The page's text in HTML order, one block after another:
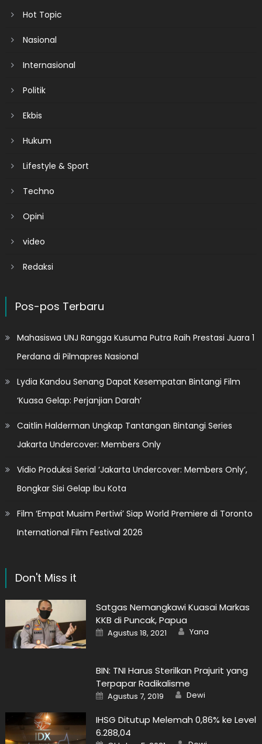
Hot Topic
Nasional
Internasional
Politik
Ekbis
Hukum
Lifestyle & Sport
Techno
Opini
video
Redaksi
Pos-pos Terbaru
Mahasiswa UNJ Rangga Kusuma Putra Raih Prestasi Juara 1
Perdana di Pilmapres Nasional
Lydia Kandou Senang Dapat Kesempatan Bintangi Film
‘Kuasa Gelap: Perjanjian Darah’
Caitlin Halderman Ungkap Tantangan Bintangi Series
Jakarta Undercover: Members Only
Vidio Produksi Serial ‘Jakarta Undercover: Members Only’,
Bongkar Sisi Gelap Ibu Kota
Film ‘Empat Musim Pertiwi’ Siap World Premiere di Toronto
International Film Festival 2026
Don't Miss it
Satgas Nemangkawi Kuasai Markas
KKB di Puncak, Papua
Posted
on
Agustus 18, 2021 Author
Yana
BIN: TNI Harus Sterilkan Prajurit yang
Terpapar Radikalisme
Posted
on
Agustus 7, 2019 Author
Dewi
IHSG Ditutup Melemah 0,86% ke Level
6.288,04
Author